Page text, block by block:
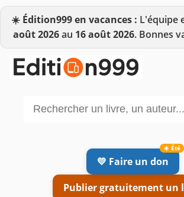
☀️ Édition999 en vacances : L'équipe
août 2026au 16 août 2026. Bonnes
💛 Faire un don
Publier gratuitement un